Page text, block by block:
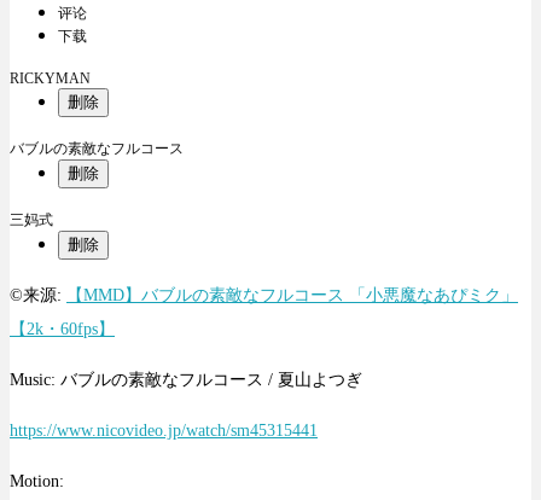
评论
下载
RICKYMAN
删除
バブルの素敵なフルコース
删除
三妈式
删除
©来源:
【MMD】バブルの素敵なフルコース 「小悪魔なあぴミク」
【2k・60fps】
Music: バブルの素敵なフルコース / 夏山よつぎ
https://www.nicovideo.jp/watch/sm45315441
Motion: